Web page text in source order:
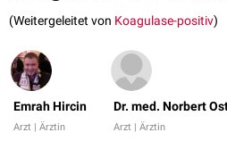
(Weitergeleitet von Koagulase-positiv)
Emrah Hircin
Arzt | Ärztin
Dr. med. Norbert
Arzt | Ärztin